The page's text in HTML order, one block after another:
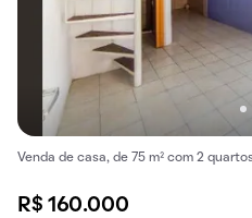
Venda de casa, de 75 m² com 2
R$ 160.000